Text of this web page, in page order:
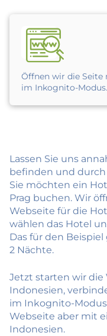
Öffnen wir die
im Inkognito-Modus.
Lassen Sie uns
befinden und
Sie möchten ein
Prag buchen. Wir
Webseite für die
wählen das Hotel
Das für den
2 Nächte.
Jetzt starten wir die
Indonesien,
im Inkognito-
Webseite aber mit
Indonesien.